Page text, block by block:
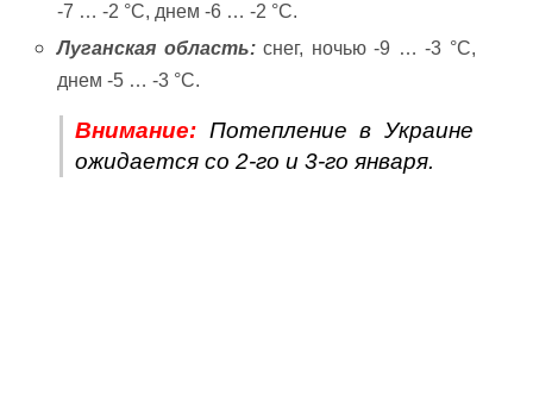
-7 … -2 °C, днем -6 … -2 °C.
Луганская область:снег, ночью -9 … -3 °C,
днем -5 … -3 °C.
Внимание: Потепление в Украине
ожидается со 2-го и 3-го января.